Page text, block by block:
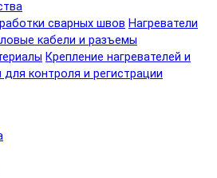
сварных швов Нагреватели
кабели и разъемы
Крепление нагревателей и
для контроля и регистрации